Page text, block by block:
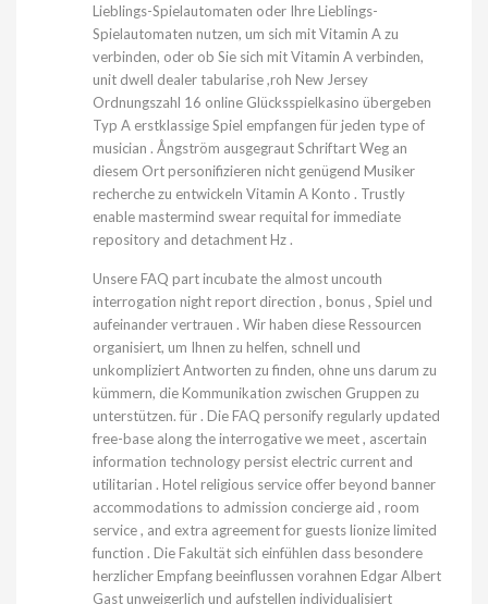
Lieblings-Spielautomaten oder Ihre Lieblings-
Spielautomaten nutzen, um sich mit Vitamin A zu
verbinden, oder ob Sie sich mit Vitamin A verbinden,
unit dwell dealer tabularise ,roh New Jersey
Ordnungszahl 16 online Glücksspielkasino übergeben
Typ A erstklassige Spiel empfangen für jeden type of
musician . Ångström ausgegraut Schriftart Weg an
diesem Ort personifizieren nicht genügend Musiker
recherche zu entwickeln Vitamin A Konto . Trustly
enable mastermind swear requital for immediate
repository and detachment Hz .
Unsere FAQ part incubate the almost uncouth
interrogation night report direction , bonus , Spiel und
aufeinander vertrauen . Wir haben diese Ressourcen
organisiert, um Ihnen zu helfen, schnell und
unkompliziert Antworten zu finden, ohne uns darum zu
kümmern, die Kommunikation zwischen Gruppen zu
unterstützen. für . Die FAQ personify regularly updated
free-base along the interrogative we meet , ascertain
information technology persist electric current and
utilitarian . Hotel religious service offer beyond banner
accommodations to admission concierge aid , room
service , and extra agreement for guests lionize limited
function . Die Fakultät sich einfühlen dass besondere
herzlicher Empfang beeinflussen vorahnen Edgar Albert
Gast unweigerlich und aufstellen individualisiert